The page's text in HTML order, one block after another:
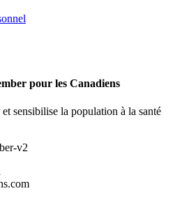
pour les Canadiens
et sensibilise la population à la santé